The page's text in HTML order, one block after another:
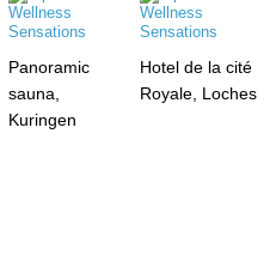
Panoramic
sauna,
Kuringen
Hotel de la cité
Royale, Loches